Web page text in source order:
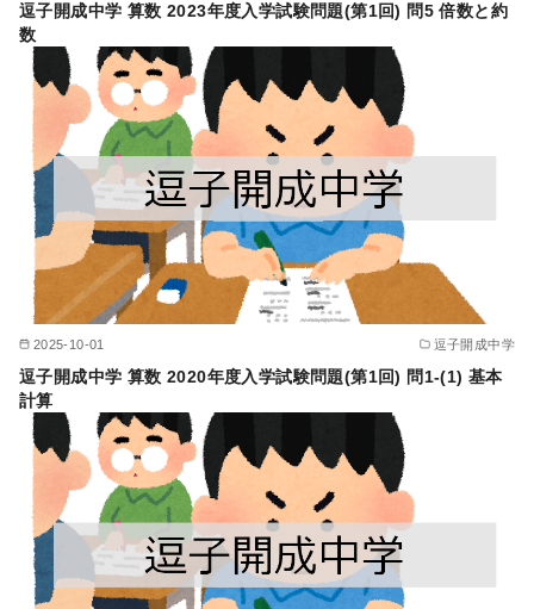
逗子開成中学 算数 2023年度入学試験問題(第1回) 問5 倍数と約
数
2025-10-01 逗子開成中学
逗子開成中学 算数 2020年度入学試験問題(第1回) 問1-(1) 基本
計算